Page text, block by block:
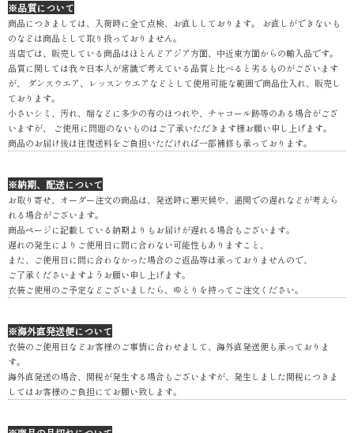
※品質について
商品につきましては、入荷時に全て点検、お直ししております。 お直しができないも
のなどは商品として取り扱っておりません。
当店では、販売している商品はほとんどアジア方面、中近東方面からの輸入品です。
品質に関しては我々日本人が常識で考えている品質と比べると劣るものがございます
が、 ダンスウエア、レッスンウエアなどとして使用可能な範囲で商品仕入れ、販売し
ております。
小さいシミ、汚れ、端などに多少の布のほつれや、チャコール跡等のある場合がござ
いますが、 ご使用に問題のないものはご了承いただきます様お願い申し上げます。
商品のお届け後は往復送料をご負担いただければ一部補修も承っております。
※納期、配送について
お取り寄せ、オーダー注文の商品は、発送時に悪天候や、通関での遅れなどが考えら
れる場合がございます。
商品ページに記載している納期よりもお届けが遅れる場合もございます。
遅れの発生によりご使用日に間に合わない可能性もありますこと、
また、ご使用日に間に合わなかった場合のご返品等は承っておりませんので、
ご了承くださいますようお願い申し上げます。
衣装ご使用のご予定などございましたら、ゆとりを持ってご注文ください。
※海外直発送便について
衣装のご使用日などお客様のご事情に合わせまして、海外直発送便も承っておりま
す。
海外直発送の場合、関税が発生する場合もございますが、発生しました関税につきま
してはお客様のご負担にてお願い致します。